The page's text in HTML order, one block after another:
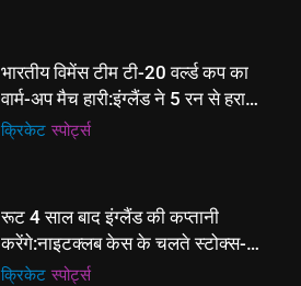
ऋचा घोष की फिफ्टी बेकार
क्रिकेट ‎स्पोर्ट्स
एटकिंसन दूसरे टेस्ट से बाहर; आर्चर की
वापसी
क्रिकेट ‎स्पोर्ट्स